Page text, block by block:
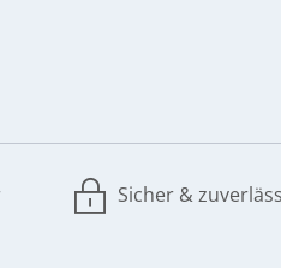
Sicher &